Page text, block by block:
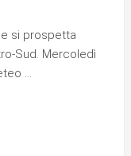
si prospetta
Sud. Mercoledì
…